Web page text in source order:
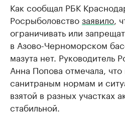
Как сообщал РБК
Росрыболовствозаявило ,
ограничивать или
в Азово-Черноморском
мазута нет. Руководитель
Анна Попова отмечала,
санитраным нормам и
взятой в разных участках
стабильной.